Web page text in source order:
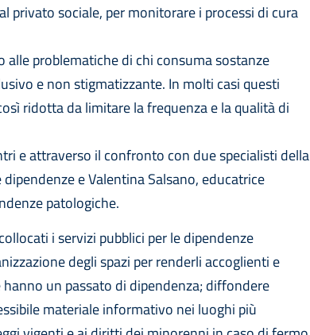
privato sociale, per monitorare i processi di cura
problematiche di chi consuma sostanze
e non stigmatizzante. In molti casi questi
ridotta da limitare la frequenza e la qualità di
e attraverso il confronto con due specialisti della
e Valentina Salsano, educatrice
patologiche.
i servizi pubblici per le dipendenze
degli spazi per renderli accoglienti e
un passato di dipendenza; diffondere
materiale informativo nei luoghi più